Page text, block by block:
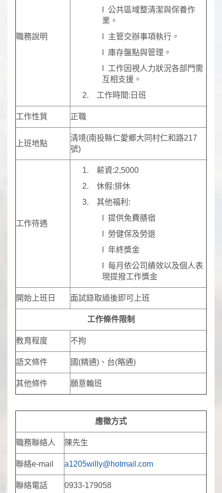
職務說明
l 公共區域整清潔與保養作
業。
l 主管交辦事項執行。
l 庫存盤點與管理。
l 工作因視人力狀況各部門需
互相支援。
2. 工作時間:日班
工作性質 正職
上班地點
清境(南投縣仁愛鄉大同村仁和路217
號)
工作待遇
1. 薪資:2,5000
2. 休假:排休
3. 其他福利:
l 提供免費膳宿
l 勞健保及勞退
l 年終獎金
l 每月依公司績效以及個人表
現提撥工作獎金
開始上班日 面試錄取過後即可上班
工作條件限制
教育程度 不拘
語文條件 國(精通)、台(略通)
其他條件 願意輪班
應徵方式
職務聯絡人 陳先生
聯絡e-mail a1205willy@hotmail.com
聯絡電話 0933-179058